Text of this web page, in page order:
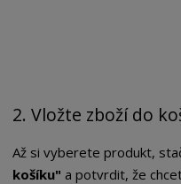
2. Vložte zboží do
Až si vyberete produkt,
košíku" a potvrdit, že